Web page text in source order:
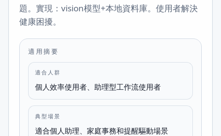
題。實現：vision模型+本地資料庫。使用者解決
健康困擾。
適用摘要
適合人群
個人效率使用者、助理型工作流使用者
典型場景
適合個人助理、家庭事務和提醒驅動場景